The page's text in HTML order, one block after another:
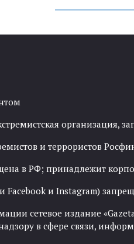
организация,
и террористов
в РФ; принадлежит
Facebook и Instagram)
сетевое издание
в сфере связи,